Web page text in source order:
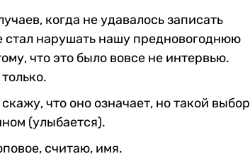
когда не удавалось записать
стал нарушать нашу предновогоднюю
что это было вовсе не интервью.
что оно означает, но такой выбор
(улыбается).
считаю, имя.